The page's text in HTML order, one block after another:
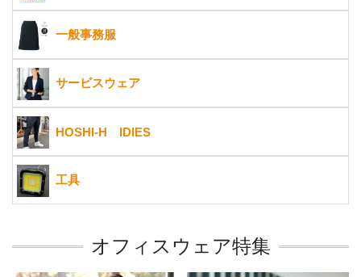
一般事務服
サービスウェア
HOSHI-H IDIES
工具
オフィスウェア特集